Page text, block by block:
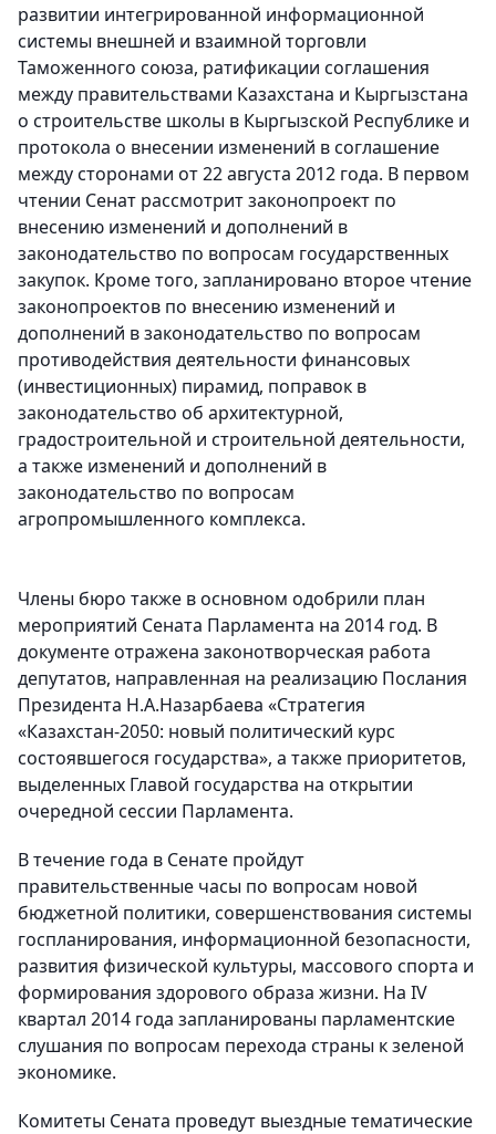
развитии интегрированной информационной
системы внешней и взаимной торговли
Таможенного союза, ратификации соглашения
между правительствами Казахстана и Кыргызстана
о строительстве школы в Кыргызской Республике и
протокола о внесении изменений в соглашение
между сторонами от 22 августа 2012 года. В первом
чтении Сенат рассмотрит законопроект по
внесению изменений и дополнений в
законодательство по вопросам государственных
закупок. Кроме того, запланировано второе чтение
законопроектов по внесению изменений и
дополнений в законодательство по вопросам
противодействия деятельности финансовых
(инвестиционных) пирамид, поправок в
законодательство об архитектурной,
градостроительной и строительной деятельности,
а также изменений и дополнений в
законодательство по вопросам
агропромышленного комплекса.
Члены бюро также в основном одобрили план
мероприятий Сената Парламента на 2014 год. В
документе отражена законотворческая работа
депутатов, направленная на реализацию Послания
Президента Н.А.Назарбаева «Стратегия
«Казахстан-2050: новый политический курс
состоявшегося государства», а также приоритетов,
выделенных Главой государства на открытии
очередной сессии Парламента.
В течение года в Сенате пройдут
правительственные часы по вопросам новой
бюджетной политики, совершенствования системы
госпланирования, информационной безопасности,
развития физической культуры, массового спорта и
формирования здорового образа жизни. На IV
квартал 2014 года запланированы парламентские
слушания по вопросам перехода страны к зеленой
экономике.
Комитеты Сената проведут выездные тематические